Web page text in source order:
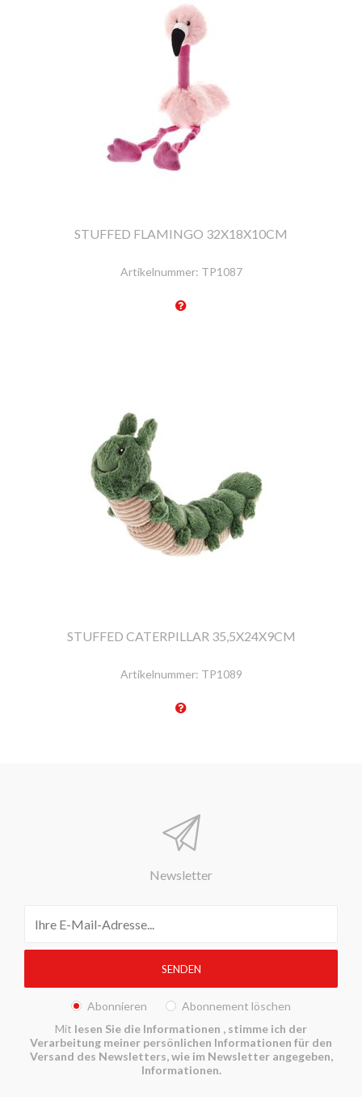
STUFFED FLAMINGO 32X18X10CM
Artikelnummer: TP1087
STUFFED CATERPILLAR 35,5X24X9CM
Artikelnummer: TP1089
Newsletter
Abonnieren
Abonnement löschen
Mit lesen Sie die Informationen , stimme ich der
Verarbeitung meiner persönlichen Informationen für den
Versand des Newsletters, wie im Newsletter angegeben,
Informationen.